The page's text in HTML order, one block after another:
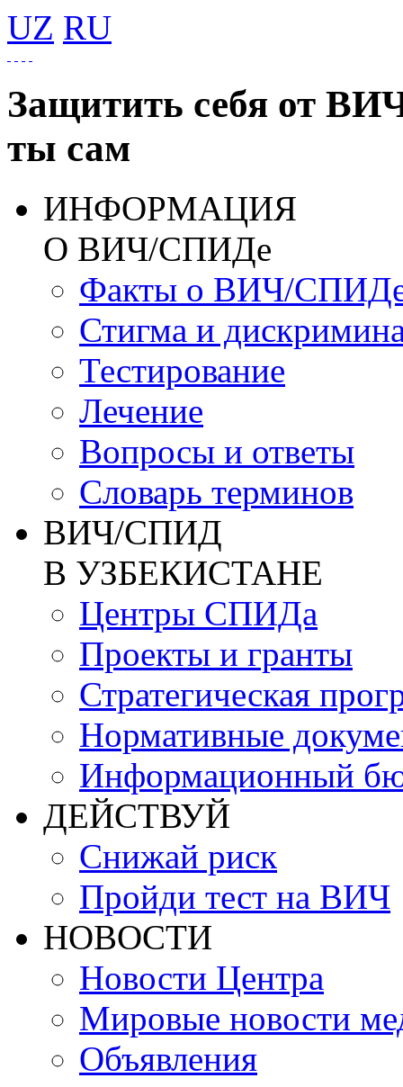
UZ RU
Защитить себя от
ты сам
ИНФОРМАЦИЯ
О ВИЧ/СПИДе
Факты о ВИЧ/
Стигма и
Тестирование
Лечение
Вопросы и ответы
Словарь терминов
ВИЧ/СПИД
В УЗБЕКИСТАНЕ
Центры СПИДа
Проекты и гранты
Стратегическая
Нормативные
Информационный
ДЕЙСТВУЙ
Снижай риск
Пройди тест на ВИЧ
НОВОСТИ
Новости Центра
Мировые новости
Объявления